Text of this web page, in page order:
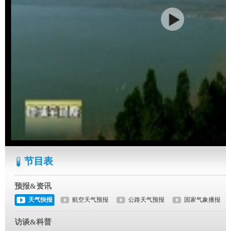
节目表
预报&资讯
天气快报 航空天气预报 公路天气预报 国家气象播报
访谈&科普